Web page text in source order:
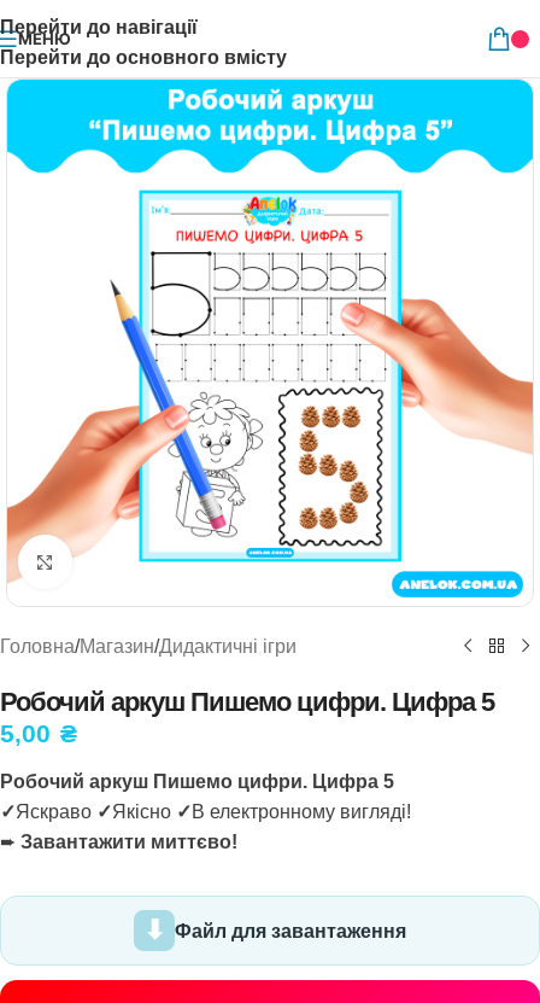
Перейти до навігації
Перейти до основного вмісту
МЕНЮ
Натисніть, щоб збільшити
Головна/Магазин/Дидактичні ігри
Робочий аркуш Пишемо цифри. Цифра 5
5,00 ₴
Робочий аркуш Пишемо цифри. Цифра 5
✓Яскраво ✓Якісно ✓В електронному вигляді!
➨ Завантажити миттєво!
Файл для завантаження